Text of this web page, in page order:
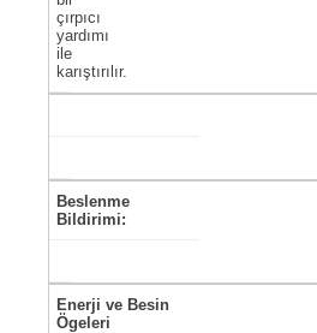
çırpıcı
yardımı
ile
karıştırılır.
Beslenme
Bildirimi:
Enerji ve Besin
Ögeleri